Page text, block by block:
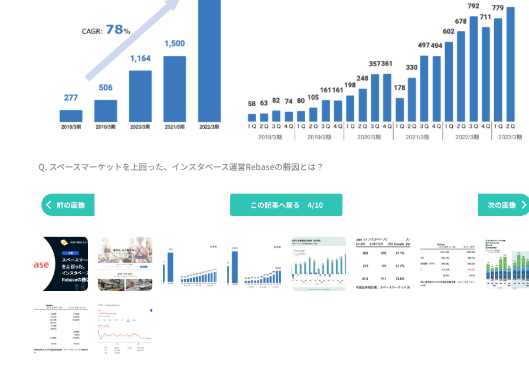
Q. スペースマーケットを上回った、インスタベース運営Rebaseの勝因とは？​​
前の画像 次の画像
この記事へ戻る 4/10